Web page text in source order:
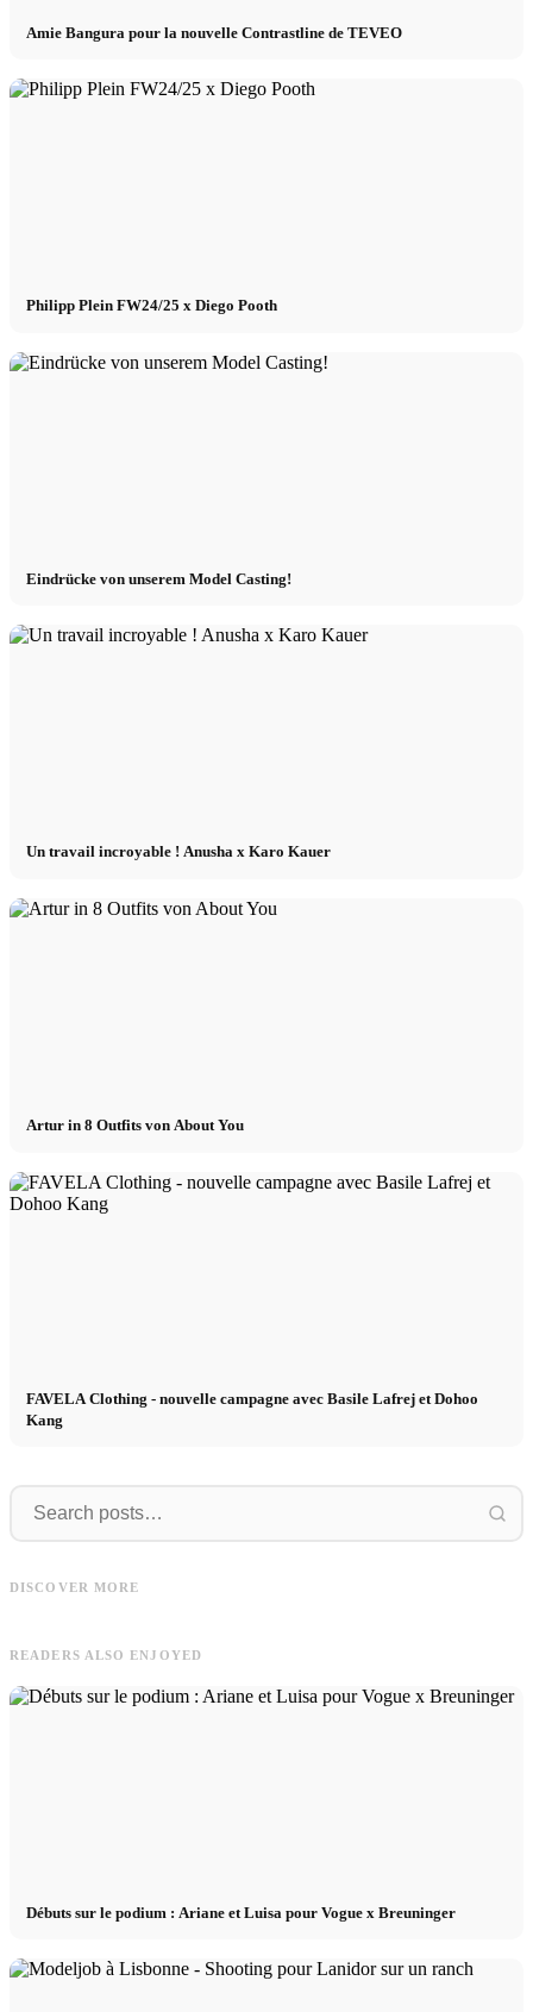
Amie Bangura pour la nouvelle Contrastline de TEVEO
Philipp Plein FW24/25 x Diego Pooth
Eindrücke von unserem Model Casting!
Un travail incroyable ! Anusha x Karo Kauer
Artur in 8 Outfits von About You
FAVELA Clothing - nouvelle campagne avec Basile Lafrej et Dohoo
Kang
DISCOVER MORE
Booking - Praktikum, Köln, m/w/d
READERS ALSO ENJOYED
Débuts sur le podium : Ariane et Luisa pour Vogue x Breuninger